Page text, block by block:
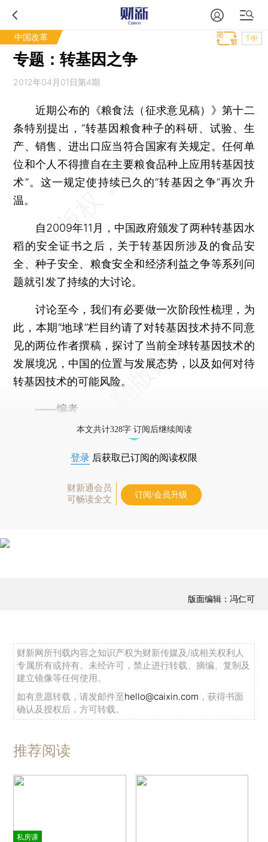
中国改革 T中
专题：转基因之争
2012年04月01日第4期
近期公布的《粮食法（征求意见稿）》第十二
条特别提出，“转基因粮食种子的科研、试验、生
产、销售、进出口应当符合国家有关规定。任何单
位和个人不得擅自在主要粮食品种上应用转基因技
术”。这一规定使持续已久的“转基因之争”再次升
温。
自2009年11月，中国政府颁发了两种转基因水
稻的安全证书之后，关于转基因所涉及的食品安
全、种子安全、粮食安全和经济利益之争等系列问
题就引发了持续的大讨论。
讨论至今，我们有必要做一次阶段性梳理，为
此，本期“地球”栏目约请了对转基因技术持不同意
见的两位作者撰稿，探讨了当前全球转基因技术的
发展境况，中国的位置与发展态势，以及如何对待
转基因技术的可能风险。
——编者
本文共计328字 订阅后继续阅读
登录 后获取已订阅的阅读权限
财新通会员
可畅读全文
订阅/会员升级
版面编辑：冯仁可
财新网所刊载内容之知识产权为财新传媒及/或相关权利人
专属所有或持有。未经许可，禁止进行转载、摘编、复制及
建立镜像等任何使用。
如有意愿转载，请发邮件至hello@caixin.com ，获得书面
确认及授权后，方可转载。
推荐阅读
私房课